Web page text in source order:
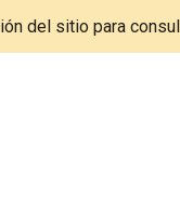
del sitio para